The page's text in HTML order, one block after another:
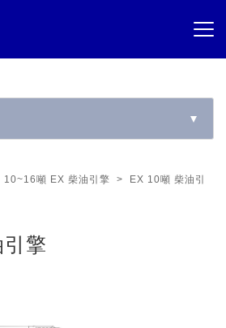
噸 EX 柴油引擎 > EX 10噸 柴油引
擎